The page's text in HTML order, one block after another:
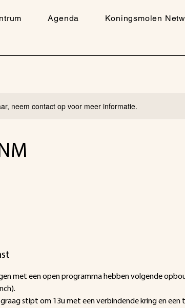
Agenda Koningsmolen
neem contact op voor meer informatie.
met een open programma hebben volgende
stipt om 13u met een verbindende kring en